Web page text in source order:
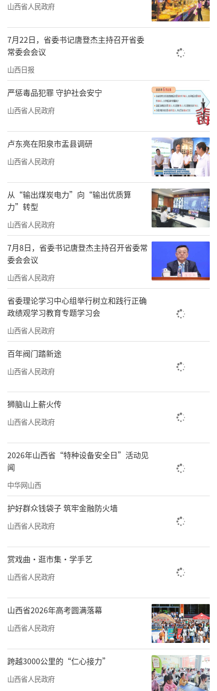
赞。
山西国润储能科技有限公司是综合布局全
钒液流电池装备制造与液流电池核心隔膜材料
生产的专精特新和高新技术企业，主要从事全
钒液流电池储能系统和全氟磺酸质子交换膜等
产品的研发、生产、销售及服务。推介会现
场，该公司负责人主要对公司的产品、案例和
在当天的推介会上，北京天润（长治）新
能投资有限公司、山西鹏飞集团有限公司分别
就公司在清洁能源产业发展规划、技术质量等
方面进行介绍。
随着新能源和清洁能源领域技术不断发
展，新的技术应用场景也不断涌现，在山西，
低碳、绿色，渐成风尚。省贸促会会长李慧义
表示，我省将持续深化能源革命综合改革试
点，加快构建清洁低碳、安全高效的能源体
系，力争到2030年，新能源和可再生能源装机
占比达到60%以上，打造全国清洁能源产业高
地。
“山西清洁能源产业前景广阔，我们诚挚
邀请国内外清洁能源企业、科研机构、金融机
机会，来山西投资兴业。”李慧义说。
（刘业飞）
责任编辑：何剑
山西省人民政府
7月22日，省委书记唐登杰主持召开省委
常委会会议
山西日报
严惩毒品犯罪 守护社会安宁
山西省人民政府
卢东亮在阳泉市盂县调研
山西省人民政府
从“输出煤炭电力”向“输出优质算
力”转型
山西省人民政府
7月8日，省委书记唐登杰主持召开省委常
委会会议
山西省人民政府
省委理论学习中心组举行树立和践行正确
政绩观学习教育专题学习会
山西省人民政府
百年阀门踏新途
山西省人民政府
狮脑山上薪火传
山西省人民政府
2026年山西省“特种设备安全日”活动见
闻
中华网山西
护好群众钱袋子 筑牢金融防火墙
山西省人民政府
赏戏曲·逛市集·学手艺
山西省人民政府
山西省2026年高考圆满落幕
山西省人民政府
跨越3000公里的“仁心接力”
山西省人民政府